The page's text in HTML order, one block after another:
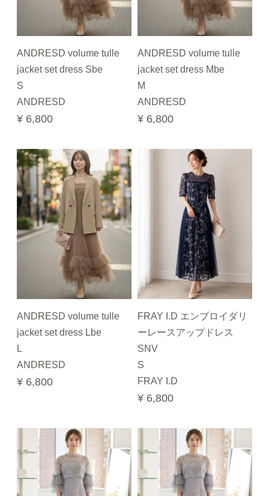
ANDRESD volume tulle
jacket set dress Sbe
S
ANDRESD
¥ 6,800
ANDRESD volume tulle
jacket set dress Mbe
M
ANDRESD
¥ 6,800
ANDRESD volume tulle
jacket set dress Lbe
L
ANDRESD
¥ 6,800
FRAY I.D エンブロイダリ
ーレースアップドレス
SNV
S
FRAY I.D
¥ 6,800